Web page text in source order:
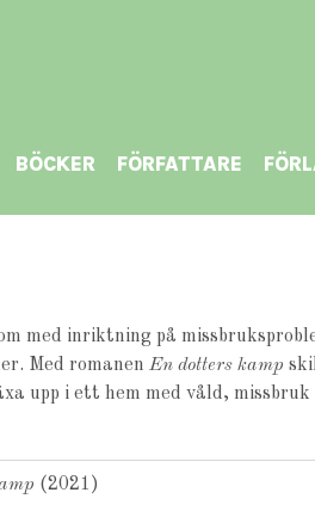
BÖCKER FÖRFATTARE
med inriktning på
Med romanen En dotters kamp
upp i ett hem med våld, missbruk
(2021)